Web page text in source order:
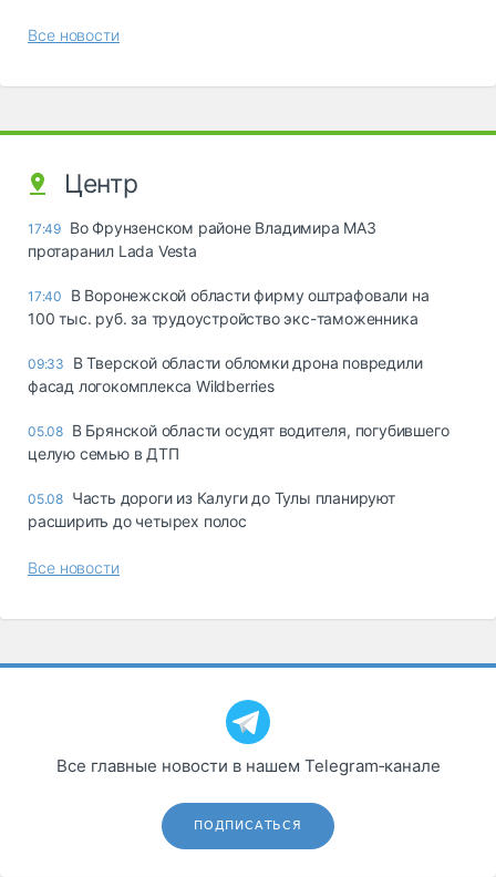
Все новости
Центр
17:49 Во Фрунзенском районе Владимира МАЗ
протаранил Lada Vesta
17:40
В Воронежской области фирму оштрафовали на
100 тыс. руб. за трудоустройство экс-таможенника
09:33
В Тверской области обломки дрона повредили
фасад логокомплекса Wildberries
05.08 В Брянской области осудят водителя, погубившего
целую семью в ДТП
05.08 Часть дороги из Калуги до Тулы планируют
расширить до четырех полос
Все новости
Все главные новости в нашем Telegram‑канале
ПОДПИСАТЬСЯ